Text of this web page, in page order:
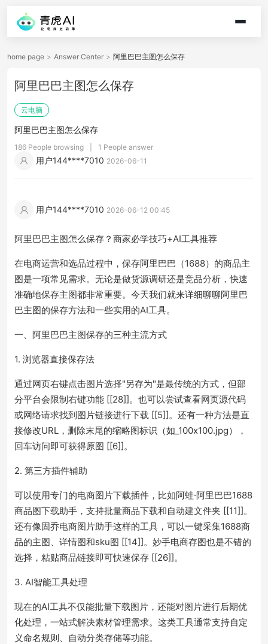
home page > Answer Center > 阿里巴巴主图怎么保存
阿里巴巴主图怎么保存
云电脑
阿里巴巴主图怎么保存
186 People browsing 1 People answer
用户144****7010 2026-06-11
用户144****7010 2026-06-12 00:45
阿里巴巴主图怎么保存？商家必学技巧+AI工具推荐
在电商运营和选品过程中，保存阿里巴巴（1688）的商品主
图是一项常见需求。无论是做货源调研还是竞品分析，快速
准确地保存主图都非常重要。今天我们就来详细聊聊阿里巴
巴主图的保存方法和一些实用的AI工具。
一、阿里巴巴主图保存的三种主流方式
1. 浏览器直接保存法
通过网页右键点击图片选择"另存为"是最传统的方式，但部
分平台会限制右键功能 [[28]]。也可以尝试查看网页源代码
或网络请求找到图片链接进行下载 [[5]]。还有一种方法是直
接修改URL，删除末尾的缩略图标识（如_100x100.jpg），
回车访问即可获得原图 [[6]]。
2. 第三方插件辅助
可以使用专门的电商图片下载插件，比如阿蛙·阿里巴巴1688
商品图下载助手，支持批量商品下载和自动建文件夹 [[11]]。
还有像固乔电商图片助手这样的工具，可以一键采集1688商
品的主图、详情图和sku图 [[14]]。妙手电商存图也是不错的
选择，粘贴商品链接即可快速保存 [[26]]。
3. AI智能工具处理
现在的AI工具不仅能批量下载图片，还能对图片进行后期优
化处理，一站式解决素材管理需求。这类工具通常支持自定
义命名规则、自动分类存储等功能。